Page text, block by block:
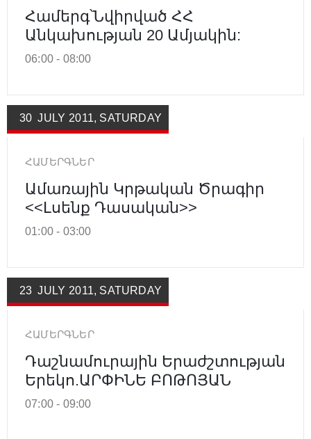
Համերգ՝նվիրված ՀՀ
Անկախության 20 Ամյակին:
06:00 - 08:00
30 JULY 2011, SATURDAY
ՀԱՄԵՐԳՆԵՐ
Ամառային Կրթական Ծրագիր
<<Լսենք Դասական>>
01:00 - 03:00
23 JULY 2011, SATURDAY
ՀԱՄԵՐԳՆԵՐ
Դաշնամուրային Երաժշտության
Երեկո.ԱՐՓԻՆԵ ԲՈԹՈՅԱՆ
07:00 - 09:00